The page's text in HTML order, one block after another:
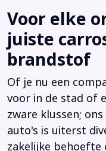
Voor elke
juiste
brandstof
Of je nu een
voor in de stad of
zware klussen;
auto's is uiterst
zakelijke behoefte